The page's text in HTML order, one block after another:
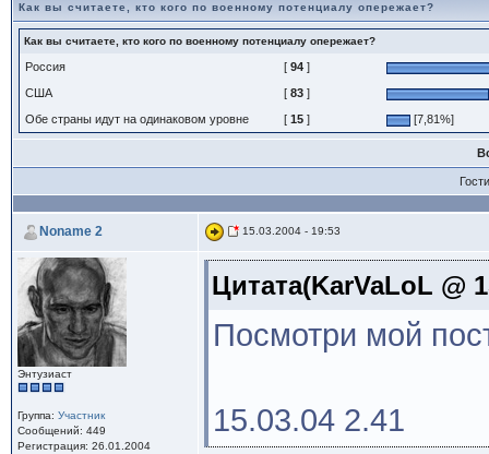
Как вы считаете, кто кого по военному потенциалу опережает?
Как вы считаете, кто кого по военному потенциалу опережает?
Россия [ 94]
США
[ 83]
Обе страны идут на одинаковом уровне
[ 15] [7,81%]
Noname 2 15.03.2004 - 19:53
Энтузиаст
Группа: Участник
Сообщений: 449
Регистрация: 26.01.2004
Цитата(KarVaLoL @
Посмотри мой
15.03.04 2.41